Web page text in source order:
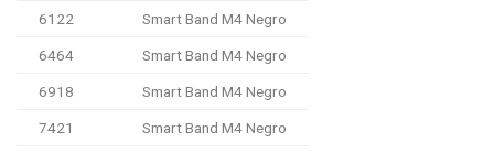
6122 Smart Band M4 Negro
6464 Smart Band M4 Negro
6918 Smart Band M4 Negro
7421 Smart Band M4 Negro